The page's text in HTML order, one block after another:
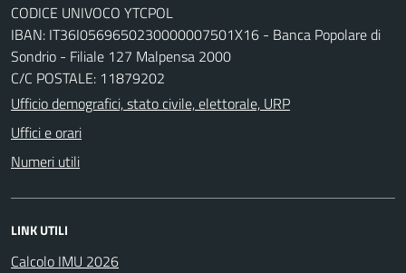
CODICE UNIVOCO YTCPOL
IBAN: IT36I0569650230000007501X16 - Banca Popolare di
Sondrio - Filiale 127 Malpensa 2000
C/C POSTALE: 11879202
Ufficio demografici, stato civile, elettorale, URP
Uffici e orari
Numeri utili
LINK UTILI
Calcolo IMU 2026